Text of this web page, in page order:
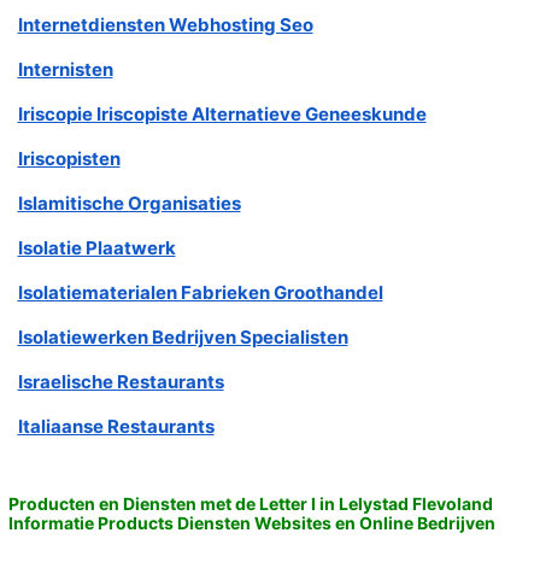
Internetdiensten Webhosting Seo
Internisten
Iriscopie Iriscopiste Alternatieve Geneeskunde
Iriscopisten
Islamitische Organisaties
Isolatie Plaatwerk
Isolatiematerialen Fabrieken Groothandel
Isolatiewerken Bedrijven Specialisten
Israelische Restaurants
Italiaanse Restaurants
Producten en Diensten met de Letter I in Lelystad Flevoland
Informatie Products Diensten Websites en Online Bedrijven